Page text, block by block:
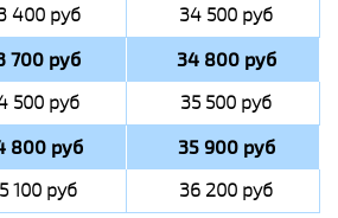
400 руб 34 500 руб
700 руб 34 800 руб
500 руб 35 500 руб
800 руб 35 900 руб
100 руб 36 200 руб